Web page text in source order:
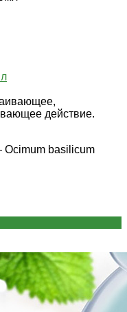
действие.
basilicum